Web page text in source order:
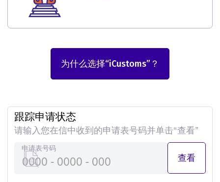
为什么选择“iCustoms”？
跟踪申请状态
请输入您在信中收到的申请表号码并单击“查看”
申请表号码
查看